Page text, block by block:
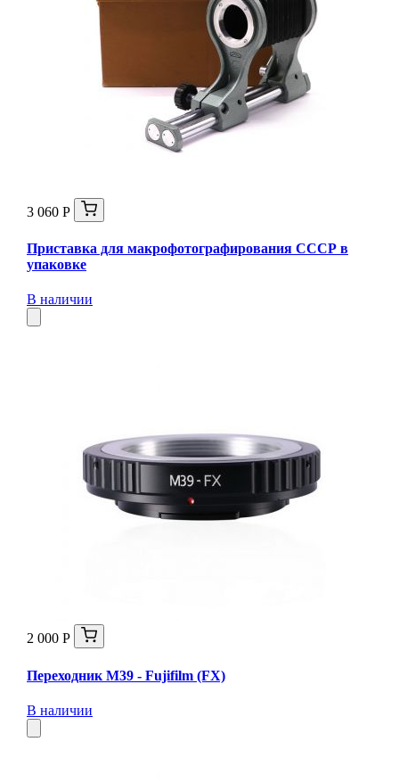
3 060 Р
Приставка для макрофотографирования СССР в
упаковке
В наличии
2 000 Р
Переходник М39 - Fujifilm (FX)
В наличии